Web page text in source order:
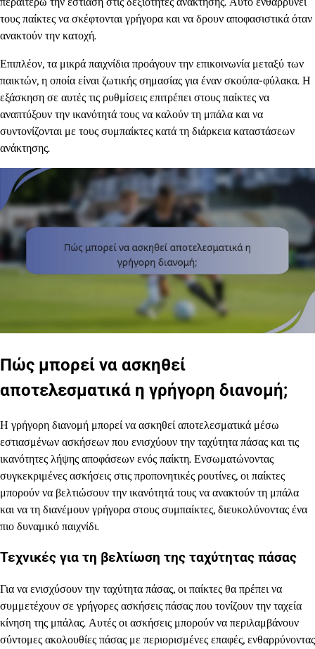
τους παίκτες να σκέφτονται γρήγορα και να δρουν αποφασιστικά όταν
ανακτούν την κατοχή.
Επιπλέον, τα μικρά παιχνίδια προάγουν την επικοινωνία μεταξύ των
παικτών, η οποία είναι ζωτικής σημασίας για έναν σκούπα-φύλακα. Η
εξάσκηση σε αυτές τις ρυθμίσεις επιτρέπει στους παίκτες να
αναπτύξουν την ικανότητά τους να καλούν τη μπάλα και να
συντονίζονται με τους συμπαίκτες κατά τη διάρκεια καταστάσεων
ανάκτησης.
Πώς μπορεί να ασκηθεί
αποτελεσματικά η γρήγορη διανομή;
Η γρήγορη διανομή μπορεί να ασκηθεί αποτελεσματικά μέσω
εστιασμένων ασκήσεων που ενισχύουν την ταχύτητα πάσας και τις
ικανότητες λήψης αποφάσεων ενός παίκτη. Ενσωματώνοντας
συγκεκριμένες ασκήσεις στις προπονητικές ρουτίνες, οι παίκτες
μπορούν να βελτιώσουν την ικανότητά τους να ανακτούν τη μπάλα
και να τη διανέμουν γρήγορα στους συμπαίκτες, διευκολύνοντας ένα
πιο δυναμικό παιχνίδι.
Τεχνικές για τη βελτίωση της ταχύτητας πάσας
Για να ενισχύσουν την ταχύτητα πάσας, οι παίκτες θα πρέπει να
συμμετέχουν σε γρήγορες ασκήσεις πάσας που τονίζουν την ταχεία
κίνηση της μπάλας. Αυτές οι ασκήσεις μπορούν να περιλαμβάνουν
σύντομες ακολουθίες πάσας με περιορισμένες επαφές, ενθαρρύνοντας